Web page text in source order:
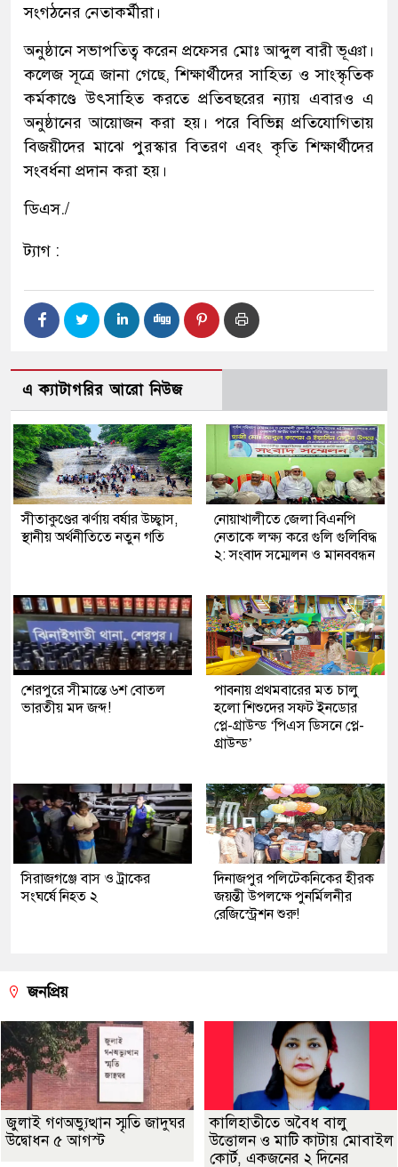
সংগঠনের নেতাকর্মীরা।
অনুষ্ঠানে সভাপতিত্ব করেন প্রফেসর মোঃ আব্দুল বারী ভূঞা।
কলেজ সূত্রে জানা গেছে, শিক্ষার্থীদের সাহিত্য ও সাংস্কৃতিক
কর্মকাণ্ডে উৎসাহিত করতে প্রতিবছরের ন্যায় এবারও এ
অনুষ্ঠানের আয়োজন করা হয়। পরে বিভিন্ন প্রতিযোগিতায়
বিজয়ীদের মাঝে পুরস্কার বিতরণ এবং কৃতি শিক্ষার্থীদের
সংবর্ধনা প্রদান করা হয়।
ডিএস./
ট্যাগ :
এ ক্যাটাগরির আরো নিউজ
সীতাকুণ্ডের ঝর্ণায় বর্ষার উচ্ছ্বাস,
স্থানীয় অর্থনীতিতে নতুন গতি
নোয়াখালীতে জেলা বিএনপি
নেতাকে লক্ষ্য করে গুলি গুলিবিদ্ধ
২: সংবাদ সম্মেলন ও মানববন্ধন
শেরপুরে সীমান্তে ৬শ বোতল
ভারতীয় মদ জব্দ!
পাবনায় প্রথমবারের মত চালু
হলো শিশুদের সফট ইনডোর
প্লে-গ্রাউন্ড ‘পিএস ডিসনে প্লে-
গ্রাউন্ড’
সিরাজগঞ্জে বাস ও ট্রাকের
সংঘর্ষে নিহত ২
দিনাজপুর পলিটেকনিকের হীরক
জয়ন্তী উপলক্ষে পুনর্মিলনীর
রেজিস্ট্রেশন শুরু!
জনপ্রিয়
জুলাই গণঅভ্যুত্থান স্মৃতি জাদুঘর
উদ্বোধন ৫ আগস্ট
কালিহাতীতে অবৈধ বালু
উত্তোলন ও মাটি কাটায় মোবাইল
কোর্ট, একজনের ২ দিনের